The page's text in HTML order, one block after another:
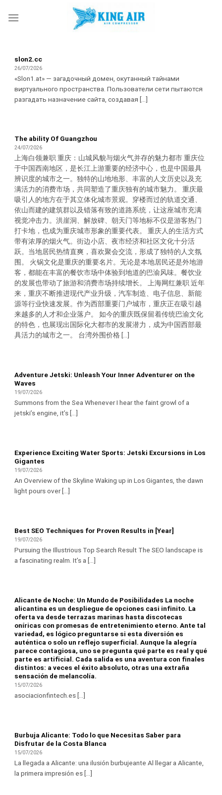
slon2.cc
26/07/2026
«Slon1.at» — загадочный домен, окутанный тайнами
виртуального пространства. Пользователи сети пытаются
разгадать назначение сайта, создавая [...]
The ability Of Guangzhou
24/07/2026
上海白领兼职 重庆：山城风貌与烟火气并存的魅力都市 重庆位
于中国西南地区，是长江上游重要的经济中心，也是中国最具
辨识度的城市之一。独特的山地地形、丰富的人文历史以及充
满活力的消费市场，共同塑造了重庆独有的城市魅力。 重庆最
吸引人的地方在于其立体化城市景观。穿楼而过的轨道交通、
依山而建的建筑群以及错落有致的道路系统，让这座城市充满
视觉冲击力。洪崖洞、解放碑、朝天门等地标不仅是游客热门
打卡地，也成为重庆城市形象的重要代表。 重庆人的生活方式
带有浓厚的烟火气。街边小店、夜市经济和社区文化十分活
跃。当地居民热情直爽，喜欢聚会交流，形成了独特的人文氛
围。 火锅文化是重庆的重要名片。无论是本地居民还是外地游
客，都能在丰富的餐饮市场中体验到地道的巴渝风味。餐饮业
的发展也带动了旅游和消费市场持续增长。 上海网红兼职 近年
来，重庆不断推进现代产业升级，汽车制造、电子信息、新能
源等行业快速发展。作为西部重要门户城市，重庆正在吸引越
来越多的人才和企业落户。 如今的重庆既保留着传统巴渝文化
的特色，也展现出国际化大都市的发展潜力，成为中国西部最
具活力的城市之一。 台湾外围价格 [...]
Adventure Jetski: Unleash Your Inner Adventurer on the
Waves
19/07/2026
Summons from the Sea Whenever I hear the faint growl of a
jetski’s engine, it’s [...]
Experience Exciting Water Sports: Jetski Excursions in Los
Gigantes
19/07/2026
An Overview of the Skyline Waking up in Los Gigantes, the dawn
light pours over [...]
Best SEO Techniques for Proven Results in [Year]
19/07/2026
Pursuing the Illustrious Top Search Result The SEO landscape is
a fascinating realm. It’s a [...]
Alicante de Noche: Un Mundo de Posibilidades La noche
alicantina es un despliegue de opciones casi infinito. La
oferta va desde terrazas marinas hasta discotecas
oníricas con promesas de entretenimiento eterno. Ante tal
variedad, es lógico preguntarse si esta diversión es
auténtica o solo un reflejo superficial. Aunque la alegría
parece contagiosa, uno se pregunta qué parte es real y qué
parte es artificial. Cada salida es una aventura con finales
distintos: a veces el éxito absoluto, otras una extraña
sensación de melancolía.
15/07/2026
asociacionfintech.es [...]
Burbuja Alicante: Todo lo que Necesitas Saber para
Disfrutar de la Costa Blanca
15/07/2026
La llegada a Alicante: una ilusión burbujeante Al llegar a Alicante,
la primera impresión es [...]